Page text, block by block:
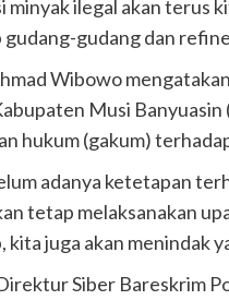
minyak ilegal akan terus
gudang dan
Wibowo
Musi Banyuasin
hukum (gakum)
adanya ketetapan
tetap melaksanakan
kita juga akan menindak
Siber Bareskrim